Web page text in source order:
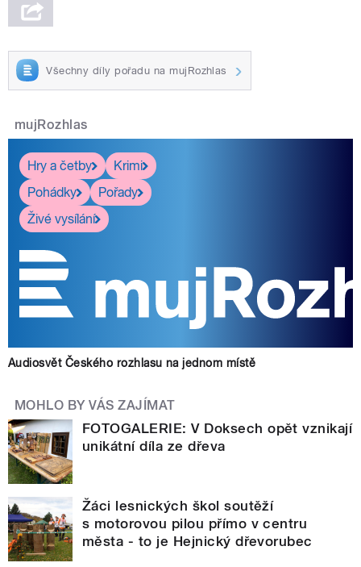
Všechny díly pořadu na mujRozhlas
mujRozhlas
Hry a četby
Krimi
Pohádky
Pořady
Živé vysílání
Audiosvět Českého rozhlasu na jednom místě
MOHLO BY VÁS ZAJÍMAT
FOTOGALERIE: V Doksech opět vznikají
unikátní díla ze dřeva
Žáci lesnických škol soutěží
s motorovou pilou přímo v centru
města - to je Hejnický dřevorubec